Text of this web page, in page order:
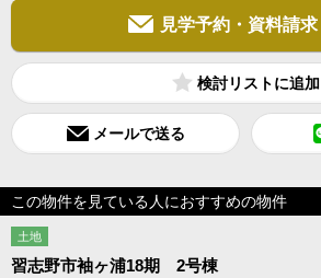
見学予約・資料請求
検討リスト
メールで送る
この物件を見ている人におすすめの物件
土地
習志野市袖ヶ浦18期 2号棟